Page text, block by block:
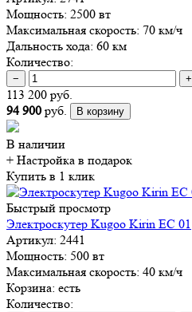
Мощность: 2500 вт
Максимальная скорость: 70 км/ч
Дальность хода: 60 км
Количество:
− +
113 200 руб.
94 900 руб. В корзину
В наличии
+ Настройка в подарок
Купить в 1 клик
Быстрый просмотр
Электроскутер Kugoo Kirin EC 01
Артикул: 2441
Мощность: 500 вт
Максимальная скорость: 40 км/ч
Корзина: есть
Количество: